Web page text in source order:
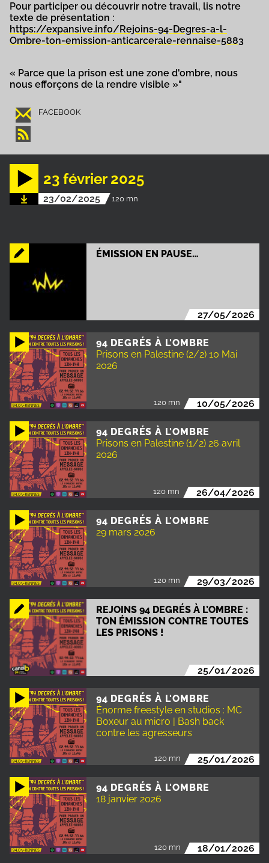
Pour participer ou découvrir notre travail, lis notre
texte de présentation :
https://expansive.info/Rejoins-94-Degres-a-l-
Ombre-ton-emission-anticarcerale-rennaise-5883
« Parce que la prison est une zone d'ombre, nous
nous efforçons de la rendre visible »"
FACEBOOK
ÉMISSION EN PAUSE…
27/05/2026
94 DEGRÉS À L'OMBRE
Prisons en Palestine (2/2) 10 Mai
2026
120 mn 10/05/2026
94 DEGRÉS À L'OMBRE
Prisons en Palestine (1/2) 26 avril
2026
120 mn 26/04/2026
94 DEGRÉS À L'OMBRE
29 mars 2026
120 mn 29/03/2026
REJOINS 94 DEGRÉS À L’OMBRE :
TON ÉMISSION CONTRE TOUTES
LES PRISONS !
25/01/2026
94 DEGRÉS À L'OMBRE
Énorme freestyle en studios : MC
Boxeur au micro | Bash back
contre les agresseurs
120 mn 25/01/2026
94 DEGRÉS À L'OMBRE
18 janvier 2026
120 mn 18/01/2026
23 février 2025
23/02/2025 120 mn